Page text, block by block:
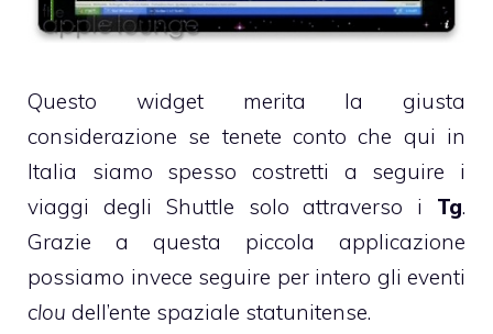
Questo widget merita la giusta
considerazione se tenete conto che qui in
Italia siamo spesso costretti a seguire i
viaggi degli Shuttle solo attraverso i Tg.
Grazie a questa piccola applicazione
possiamo invece seguire per intero gli eventi
clou dell’ente spaziale statunitense.